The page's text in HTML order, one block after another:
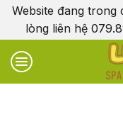
Website đang
lòng liên hệ